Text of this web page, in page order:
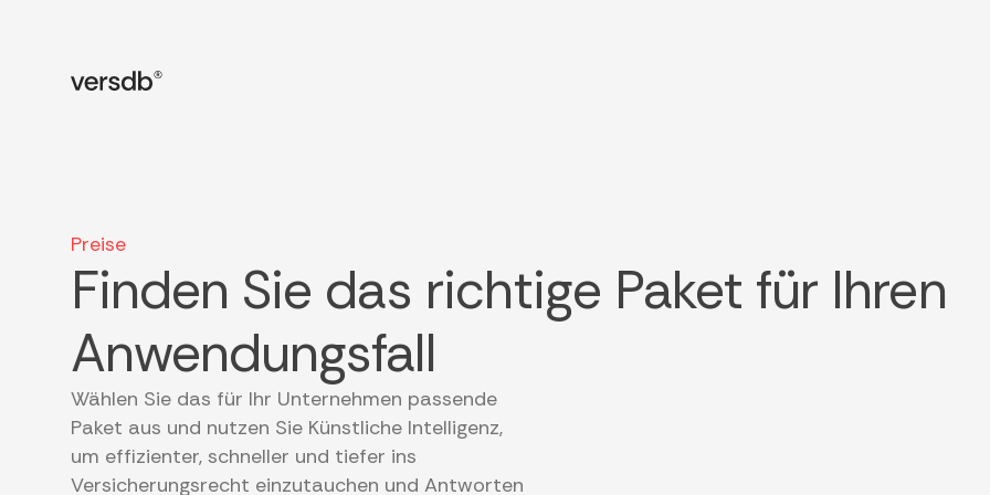
Preise
Finden Sie das richtige Paket für Ihren
Anwendungsfall
Wählen Sie das für Ihr Unternehmen passende
Paket aus und nutzen Sie Künstliche Intelligenz,
um effizienter, schneller und tiefer ins
Versicherungsrecht einzutauchen und Antworten